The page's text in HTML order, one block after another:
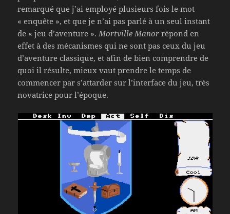
remarqué que j’ai employé plusieurs fois le mot
« enquête », et que je n’ai pas parlé à un seul instant
de « jeu d’aventure ».Mortville Manorrépond en
effet à des mécanismes qui ne sont pas ceux du jeu
d’aventure classique, et afin de bien comprendre de
quoi il résulte, mieux vaut prendre le temps de
commencer par s’attarder sur l’interface du jeu, très
novatrice pour l’époque.